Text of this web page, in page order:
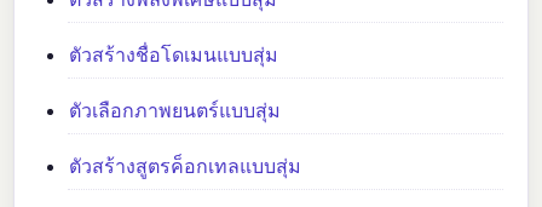
ตัวสร้างชื่อโดเมนแบบสุ่ม
ตัวเลือกภาพยนตร์แบบสุ่ม
ตัวสร้างสูตรค็อกเทลแบบสุ่ม